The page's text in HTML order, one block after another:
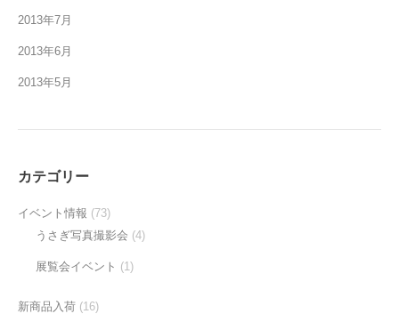
2013年7月
2013年6月
2013年5月
カテゴリー
イベント情報 (73)
うさぎ写真撮影会 (4)
展覧会イベント (1)
新商品入荷 (16)